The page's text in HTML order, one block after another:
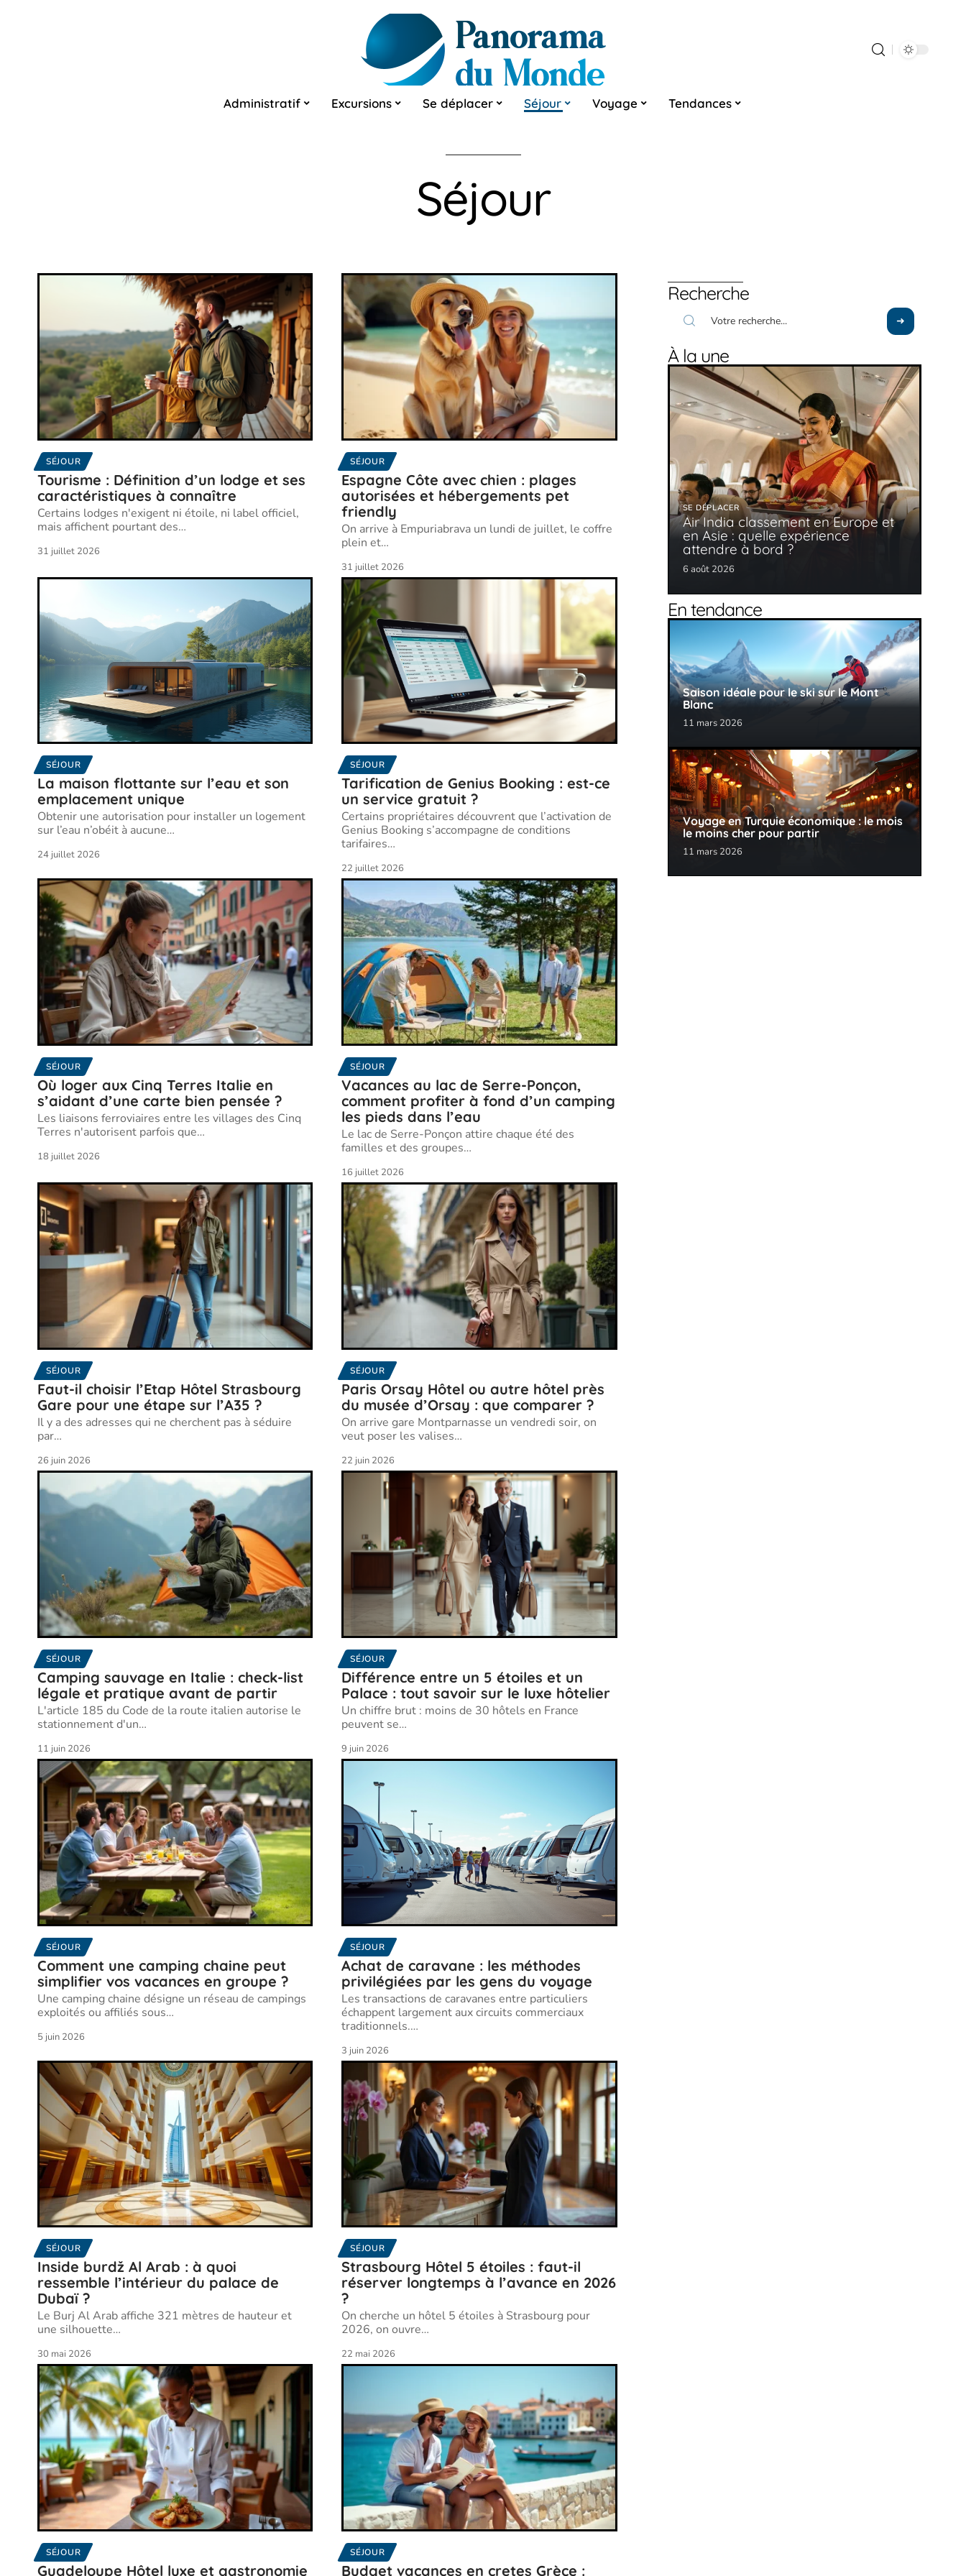
Administratif Excursions Se déplacer Séjour Voyage Tendances
Séjour
SÉJOUR
Tourisme : Définition d’un lodge et ses
caractéristiques à connaître
Certains lodges n'exigent ni étoile, ni label officiel,
mais affichent pourtant des…
31 juillet 2026
SÉJOUR
Espagne Côte avec chien : plages
autorisées et hébergements pet
friendly
On arrive à Empuriabrava un lundi de juillet, le coffre
plein et…
31 juillet 2026
SÉJOUR
La maison flottante sur l’eau et son
emplacement unique
Obtenir une autorisation pour installer un logement
sur l’eau n’obéit à aucune…
24 juillet 2026
SÉJOUR
Tarification de Genius Booking : est-ce
un service gratuit ?
Certains propriétaires découvrent que l’activation de
Genius Booking s’accompagne de conditions
tarifaires…
22 juillet 2026
SÉJOUR
Où loger aux Cinq Terres Italie en
s’aidant d’une carte bien pensée ?
Les liaisons ferroviaires entre les villages des Cinq
Terres n'autorisent parfois que…
18 juillet 2026
SÉJOUR
Vacances au lac de Serre-Ponçon,
comment profiter à fond d’un camping
les pieds dans l’eau
Le lac de Serre-Ponçon attire chaque été des
familles et des groupes…
16 juillet 2026
SÉJOUR
Faut-il choisir l’Etap Hôtel Strasbourg
Gare pour une étape sur l’A35 ?
Il y a des adresses qui ne cherchent pas à séduire
par…
26 juin 2026
SÉJOUR
Paris Orsay Hôtel ou autre hôtel près
du musée d’Orsay : que comparer ?
On arrive gare Montparnasse un vendredi soir, on
veut poser les valises…
22 juin 2026
SÉJOUR
Camping sauvage en Italie : check-list
légale et pratique avant de partir
L'article 185 du Code de la route italien autorise le
stationnement d'un…
11 juin 2026
SÉJOUR
Différence entre un 5 étoiles et un
Palace : tout savoir sur le luxe hôtelier
Un chiffre brut : moins de 30 hôtels en France
peuvent se…
9 juin 2026
SÉJOUR
Comment une camping chaine peut
simplifier vos vacances en groupe ?
Une camping chaine désigne un réseau de campings
exploités ou affiliés sous…
5 juin 2026
SÉJOUR
Achat de caravane : les méthodes
privilégiées par les gens du voyage
Les transactions de caravanes entre particuliers
échappent largement aux circuits commerciaux
traditionnels.…
3 juin 2026
SÉJOUR
Inside burdž Al Arab : à quoi
ressemble l’intérieur du palace de
Dubaï ?
Le Burj Al Arab affiche 321 mètres de hauteur et
une silhouette…
30 mai 2026
SÉJOUR
Strasbourg Hôtel 5 étoiles : faut-il
réserver longtemps à l’avance en 2026
?
On cherche un hôtel 5 étoiles à Strasbourg pour
2026, on ouvre…
22 mai 2026
SÉJOUR
Guadeloupe Hôtel luxe et gastronomie
SÉJOUR
Budget vacances en cretes Grèce :
Recherche
À la une
SE DÉPLACER
Air India classement en Europe et
en Asie : quelle expérience
attendre à bord ?
6 août 2026
En tendance
Saison idéale pour le ski sur le Mont
Blanc
11 mars 2026
Voyage en Turquie économique : le mois
le moins cher pour partir
11 mars 2026